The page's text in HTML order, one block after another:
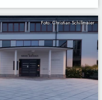
Foto: Christian Schillmaier